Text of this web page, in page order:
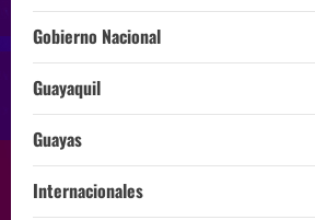
Gobierno Nacional
Guayaquil
Guayas
Internacionales